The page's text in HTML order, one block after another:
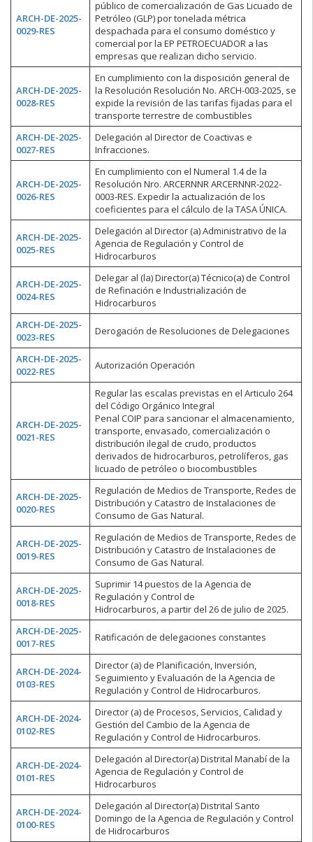
ARCH-DE-2025-
0029-RES
público de comercialización de Gas Licuado de
Petróleo (GLP) por tonelada métrica
despachada para el consumo doméstico y
comercial por la EP PETROECUADOR a las
empresas que realizan dicho servicio.
ARCH-DE-2025-
0028-RES
En cumplimiento con la disposición general de
la Resolución Resolución No. ARCH-003-2025, se
expide la revisión de las tarifas fijadas para el
transporte terrestre de combustibles
ARCH-DE-2025-
0027-RES
Delegación al Director de Coactivas e
Infracciones.
ARCH-DE-2025-
0026-RES
En cumplimiento con el Numeral 1.4 de la
Resolución Nro. ARCERNNR ARCERNNR-2022-
0003-RES. Expedir la actualización de los
coeficientes para el cálculo de la TASA ÚNICA.
ARCH-DE-2025-
0025-RES
Delegación al Director (a) Administrativo de la
Agencia de Regulación y Control de
Hidrocarburos
ARCH-DE-2025-
0024-RES
Delegar al (la) Director(a) Técnico(a) de Control
de Refinación e Industrialización de
Hidrocarburos
ARCH-DE-2025-
0023-RES
Derogación de Resoluciones de Delegaciones
ARCH-DE-2025-
0022-RES
Autorización Operación
ARCH-DE-2025-
0021-RES
Regular las escalas previstas en el Articulo 264
del Código Orgánico Integral
Penal COIP para sancionar el almacenamiento,
transporte, envasado, comercialización o
distribución ilegal de crudo, productos
derivados de hidrocarburos, petrolíferos, gas
licuado de petróleo o biocombustibles
ARCH-DE-2025-
0020-RES
Regulación de Medios de Transporte, Redes de
Distribución y Catastro de Instalaciones de
Consumo de Gas Natural.
ARCH-DE-2025-
0019-RES
Regulación de Medios de Transporte, Redes de
Distribución y Catastro de Instalaciones de
Consumo de Gas Natural.
ARCH-DE-2025-
0018-RES
Suprimir 14 puestos de la Agencia de
Regulación y Control de
Hidrocarburos, a partir del 26 de julio de 2025.
ARCH-DE-2025-
0017-RES
Ratificación de delegaciones constantes
ARCH-DE-2024-
0103-RES
Director (a) de Planificación, Inversión,
Seguimiento y Evaluación de la Agencia de
Regulación y Control de Hidrocarburos.
ARCH-DE-2024-
0102-RES
Director (a) de Procesos, Servicios, Calidad y
Gestión del Cambio de la Agencia de
Regulación y Control de Hidrocarburos.
ARCH-DE-2024-
0101-RES
Delegación al Director(a) Distrital Manabí de la
Agencia de Regulación y Control de
Hidrocarburos
ARCH-DE-2024-
0100-RES
Delegación al Director(a) Distrital Santo
Domingo de la Agencia de Regulación y Control
de Hidrocarburos